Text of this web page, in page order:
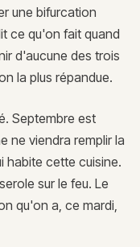
une bifurcation
ce qu'on fait quand
d'aucune des trois
la plus répandue.
Septembre est
ne viendra remplir la
habite cette cuisine.
sur le feu. Le
qu'on a, ce mardi,